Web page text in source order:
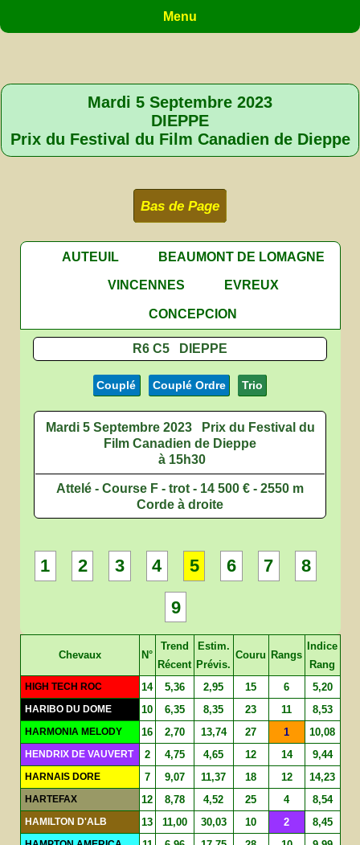
Menu
Mardi 5 Septembre 2023
DIEPPE
Prix du Festival du Film Canadien de Dieppe
Bas de Page
AUTEUIL
BEAUMONT DE LOMAGNE
VINCENNES
EVREUX
CONCEPCION
R6 C5 DIEPPE
Couplé Couplé Ordre Trio
Mardi 5 Septembre 2023
Prix du Festival du
Film Canadien de Dieppe
à 15h30
Attelé - Course F - trot - 14 500 € - 2550 m
Corde à droite
1 2 3 4 5 6 7 8
9
Chevaux N°
Trend
Récent
Estim.
Prévis.
Couru Rangs
Indice
Rang
HIGH TECH ROC 14 5,36 2,95 15 6 5,20
HARIBO DU DOME 10 6,35 8,35 23 11 8,53
HARMONIA MELODY 16 2,70 13,74 27 1 10,08
HENDRIX DE VAUVERT 2 4,75 4,65 12 14 9,44
HARNAIS DORE 7 9,07 11,37 18 12 14,23
HARTEFAX 12 8,78 4,52 25 4 8,54
HAMILTON D'ALB 13 11,00 30,03 10 2 8,45